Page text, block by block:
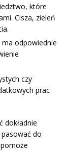
które
Cisza, zieleń
ma odpowiednie
czy
prac
dokładnie
do